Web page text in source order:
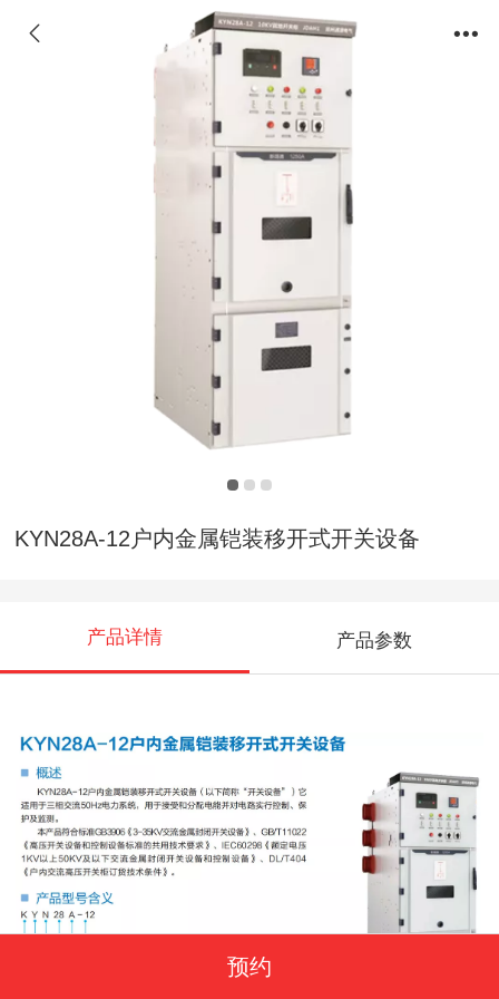
KYN28A-12户内金属铠装移开式开关设备
产品详情 产品参数
预约